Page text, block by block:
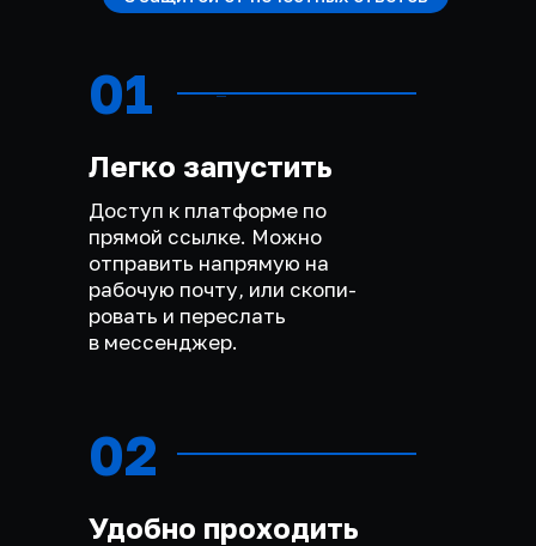
Легко запустить
01
Доступ к платформе по
прямой ссылке. Можно
отправить напрямую на
рабочую почту, или скопи-
ровать и переслать
в мессенджер.
02
Удобно проходить